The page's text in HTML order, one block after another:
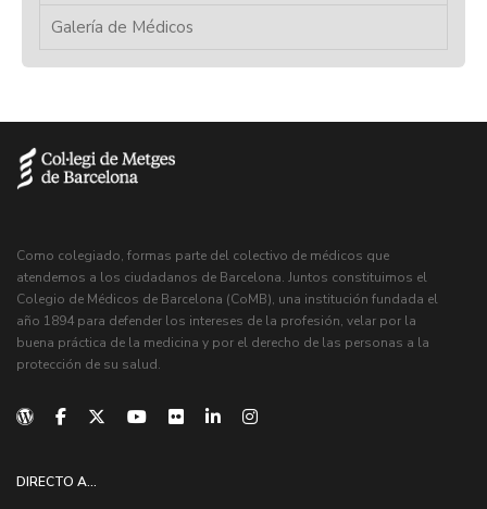
Galería de Médicos
Como colegiado, formas parte del colectivo de médicos que
atendemos a los ciudadanos de Barcelona. Juntos constituimos el
Colegio de Médicos de Barcelona (CoMB), una institución fundada el
año 1894 para defender los intereses de la profesión, velar por la
buena práctica de la medicina y por el derecho de las personas a la
protección de su salud.
DIRECTO A...